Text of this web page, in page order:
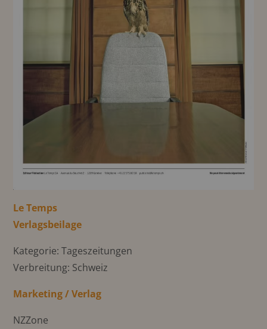
Le Temps
Verlagsbeilage
Kategorie: Tageszeitungen
Verbreitung: Schweiz
Marketing / Verlag
NZZone